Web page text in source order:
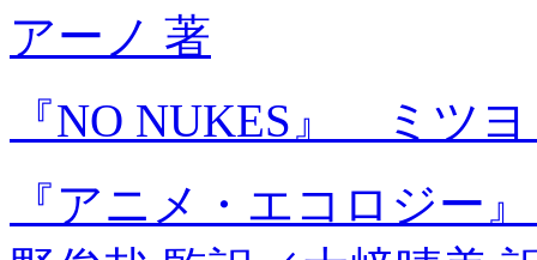
アーノ 著
『NO NUKES』 ミツ
『アニメ・エコロジー